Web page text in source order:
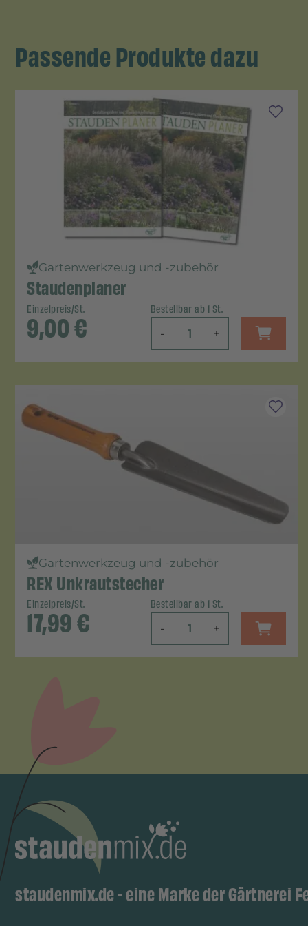
Passende Produkte dazu
Gartenwerkzeug und -zubehör
Staudenplaner
Einzelpreis/St.
9,00€
Bestellbar ab 1 St.
- +
Gartenwerkzeug und -zubehör
REX Unkrautstecher
Einzelpreis/St.
17,99€
Bestellbar ab 1 St.
- +
staudenmix.de - eine Marke der Gärtnerei